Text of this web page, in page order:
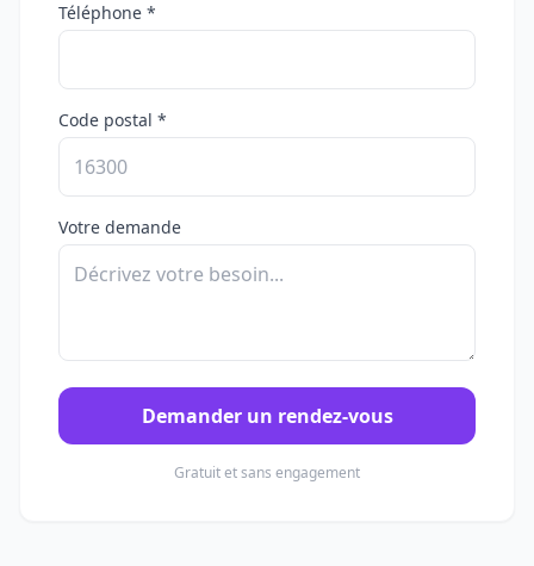
Téléphone *
Code postal *
Votre demande
Demander un rendez-vous
Gratuit et sans engagement